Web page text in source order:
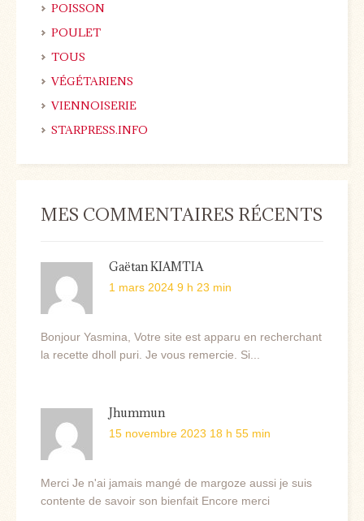
POISSON
POULET
TOUS
VÉGÉTARIENS
VIENNOISERIE
STARPRESS.INFO
MES COMMENTAIRES RÉCENTS
Gaëtan KIAMTIA
1 mars 2024 9 h 23 min
Bonjour Yasmina, Votre site est apparu en recherchant
la recette dholl puri. Je vous remercie. Si...
Jhummun
15 novembre 2023 18 h 55 min
Merci Je n'ai jamais mangé de margoze aussi je suis
contente de savoir son bienfait Encore merci